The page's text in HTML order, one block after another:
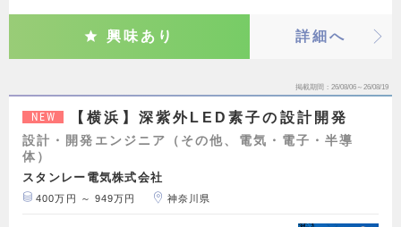
興味あり 詳細へ
掲載期間 26/08/06～26/08/19
NEW 【横浜】深紫外LED素子の設計開発
設計・開発エンジニア（その他、電気・電子・半導
体）
スタンレー電気株式会社
400万円 ～ 949万円 神奈川県